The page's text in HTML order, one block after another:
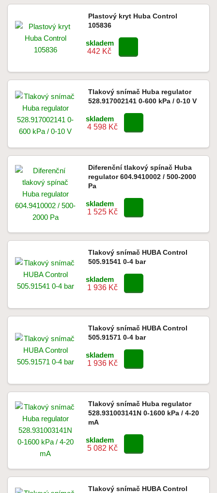
Plastový kryt Huba Control
105836
skladem
442 Kč
Tlakový snímač Huba regulator
528.917002141 0-600 kPa / 0-10 V
skladem
4 598 Kč
Diferenční tlakový spínač Huba
regulator 604.9410002 / 500-2000
Pa
skladem
1 525 Kč
Tlakový snímač HUBA Control
505.91541 0-4 bar
skladem
1 936 Kč
Tlakový snímač HUBA Control
505.91571 0-4 bar
skladem
1 936 Kč
Tlakový snímač Huba regulator
528.931003141N 0-1600 kPa / 4-20
mA
skladem
5 082 Kč
Tlakový snímač HUBA Control